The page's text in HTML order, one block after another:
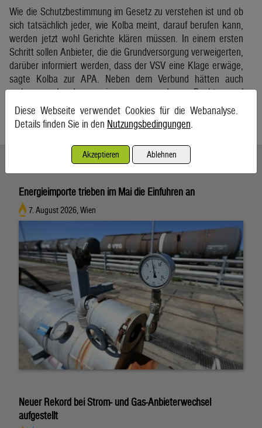
Wie die Schutzbestimmung im Gesetz zu verstehen ist und ob
sich tatsächlich jeder, wie Kolba meint, darauf berufen kann,
werden jetzt wohl Gerichte klären müssen. In einem ersten
Schritt sollen Anbieter, die die Grundversorgung verweigerten,
darüber informiert werden, dass der VSV eine Klage erwäge,
sagte Kolba zur APA. Neben dem Verbund hätten auch
mehrere Landesenergieversorger des Recht auf
Grundversorgung verweigert.
Ähnliche Artikel weiterlesen
Energieimporte trieben im Mai die Einfuhren an
7. August 2026, Wien
Neuer Rekord bei Strom- und Gas-Anbieterwechsel
aufgestellt
Diese Webseite verwendet Cookies für die Webanalyse.
Details finden Sie in den Nutzungsbedingungen
Akzeptieren Ablehnen